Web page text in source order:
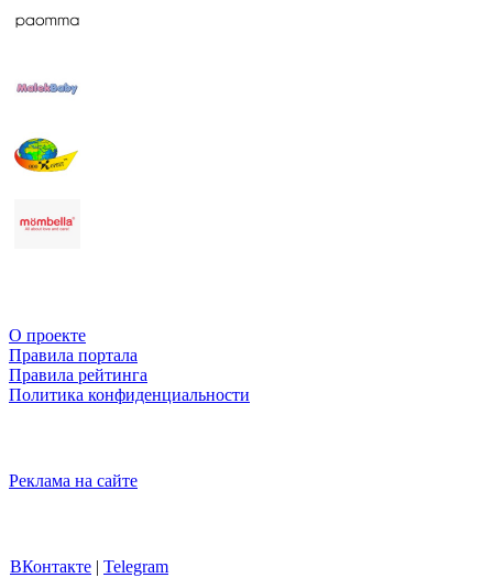
О проекте
Правила портала
Правила рейтинга
Политика конфиденциальности
Реклама на сайте
ВКонтакте | Telegram